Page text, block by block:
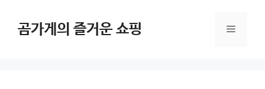
content곰가게의 즐거운 쇼핑 Menu